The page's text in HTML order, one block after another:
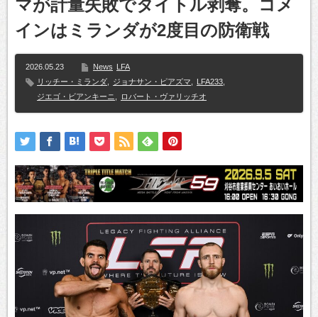
マが計量失敗でタイトル剥奪。コメ
インはミランダが2度目の防衛戦
2026.05.23 News LFA
リッチー・ミランダ
ジョナサン・ピアズマ LFA233
ジエゴ・ビアンキーニ
ロバート・ヴァリッチオ